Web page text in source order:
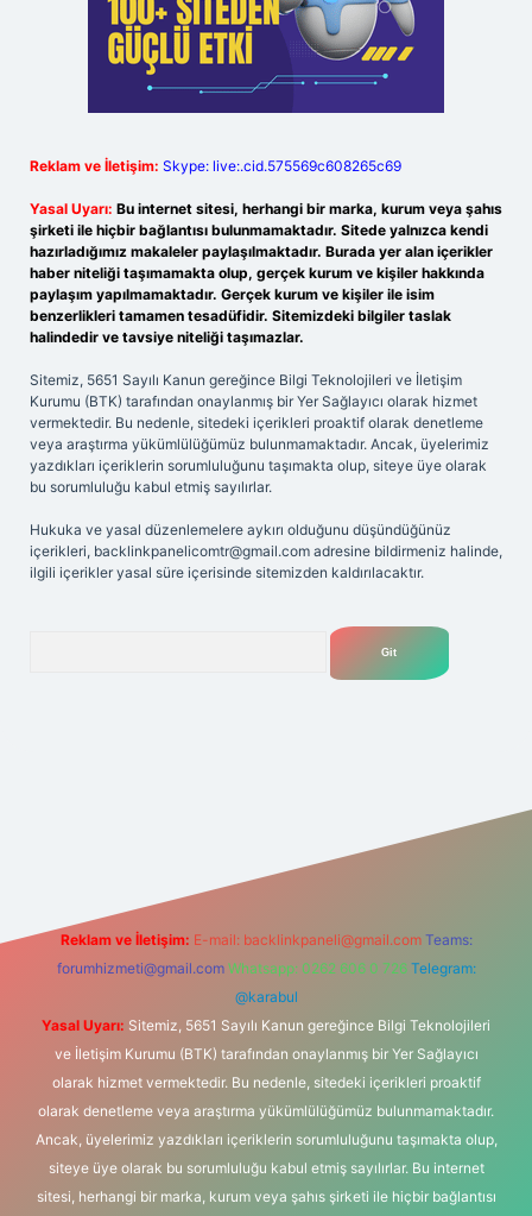
Reklam ve İletişim: Skype: live:.cid.575569c608265c69
Yasal Uyarı: Bu internet sitesi, herhangi bir marka, kurum veya şahıs
şirketi ile hiçbir bağlantısı bulunmamaktadır. Sitede yalnızca kendi
hazırladığımız makaleler paylaşılmaktadır. Burada yer alan içerikler
haber niteliği taşımamakta olup, gerçek kurum ve kişiler hakkında
paylaşım yapılmamaktadır. Gerçek kurum ve kişiler ile isim
benzerlikleri tamamen tesadüfidir. Sitemizdeki bilgiler taslak
halindedir ve tavsiye niteliği taşımazlar.
Sitemiz, 5651 Sayılı Kanun gereğince Bilgi Teknolojileri ve İletişim
Kurumu (BTK) tarafından onaylanmış bir Yer Sağlayıcı olarak hizmet
vermektedir. Bu nedenle, sitedeki içerikleri proaktif olarak denetleme
veya araştırma yükümlülüğümüz bulunmamaktadır. Ancak, üyelerimiz
yazdıkları içeriklerin sorumluluğunu taşımakta olup, siteye üye olarak
bu sorumluluğu kabul etmiş sayılırlar.
Hukuka ve yasal düzenlemelere aykırı olduğunu düşündüğünüz
içerikleri, backlinkpanelicomtr@gmail.com adresine bildirmeniz halinde,
ilgili içerikler yasal süre içerisinde sitemizden kaldırılacaktır.
Reklam ve İletişim: E-mail: backlinkpaneli@gmail.com Teams:
forumhizmeti@gmail.com Whatsapp: 0262 606 0 726 Telegram:
@karabul
Yasal Uyarı: Sitemiz, 5651 Sayılı Kanun gereğince Bilgi Teknolojileri
ve İletişim Kurumu (BTK) tarafından onaylanmış bir Yer Sağlayıcı
olarak hizmet vermektedir. Bu nedenle, sitedeki içerikleri proaktif
olarak denetleme veya araştırma yükümlülüğümüz bulunmamaktadır.
Ancak, üyelerimiz yazdıkları içeriklerin sorumluluğunu taşımakta olup,
siteye üye olarak bu sorumluluğu kabul etmiş sayılırlar. Bu internet
sitesi, herhangi bir marka, kurum veya şahıs şirketi ile hiçbir bağlantısı